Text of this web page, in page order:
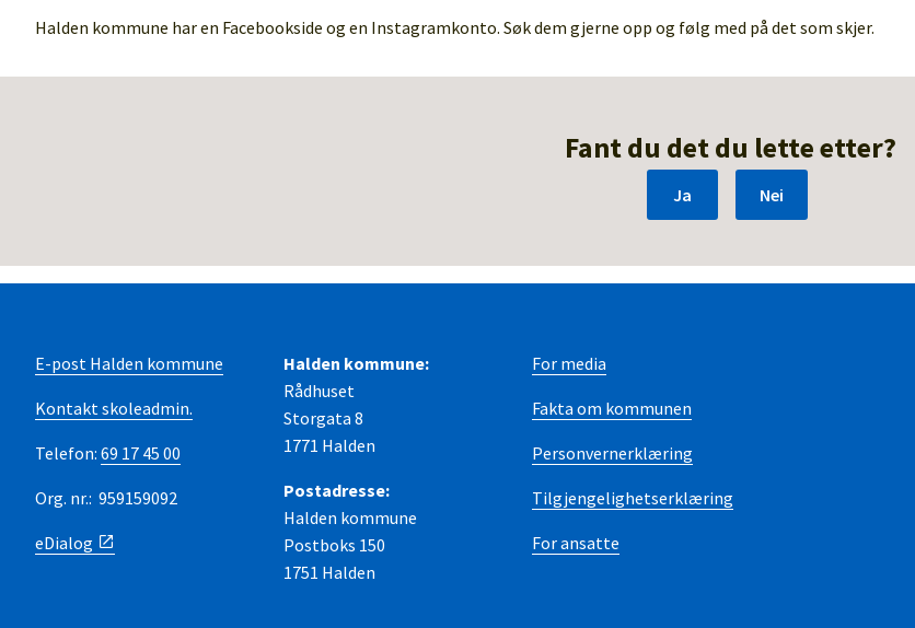
Halden kommune har en Facebookside og en Instagramkonto. Søk dem gjerne opp og følg med på det som skjer.
Fant du det du lette etter?
Ja Nei
E-post Halden kommune
Kontakt skoleadmin.
Telefon: 69 17 45 00
Org. nr.: 959159092
eDialog
Halden kommune:
Rådhuset
Storgata 8
1771 Halden
Postadresse:
Halden kommune
Postboks 150
1751 Halden
For media
Fakta om kommunen
Personvernerklæring
Tilgjengelighetserklæring
For ansatte